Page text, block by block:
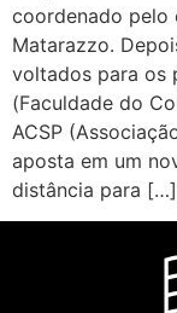
coordenado pelo
Matarazzo.
voltados para os
(Faculdade do
ACSP
aposta em um
distância para […]